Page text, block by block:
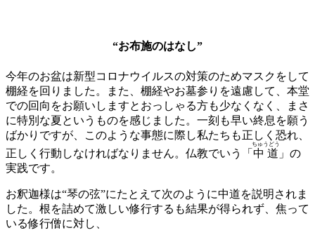
“お布施のはなし”
今年のお盆は新型コロナウイルスの対策のためマスクをして
棚経を回りました。また、棚経やお墓参りを遠慮して、本堂
での回向をお願いしますとおっしゃる方も少なくなく、まさ
に特別な夏というものを感じました。一刻も早い終息を願う
ばかりですが、このような事態に際し私たちも正しく恐れ、
正しく行動しなければなりません。仏教でいう「 中道
ちゅうどう
」の
実践です。
お釈迦様は“琴の弦”にたとえて次のように中道を説明されま
した。根を詰めて激しい修行するも結果が得られず、焦って
いる修行僧に対し、